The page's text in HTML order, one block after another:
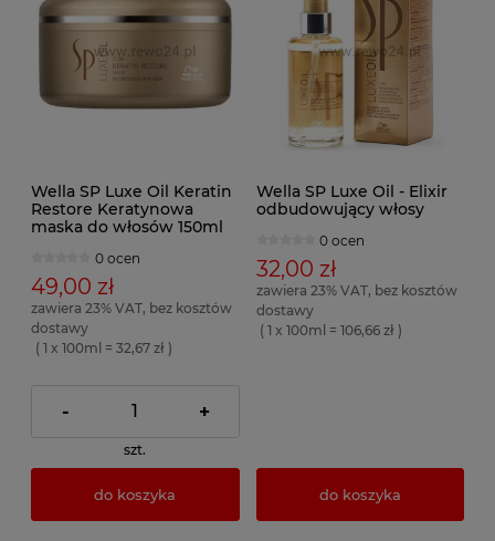
Wella SP Luxe Oil Keratin
Restore Keratynowa
maska do włosów 150ml
0 ocen
49,00 zł
zawiera 23% VAT, bez kosztów
dostawy
( 1 x 100ml = 32,67 zł )
- +
szt.
do koszyka
Wella SP Luxe Oil - Elixir
odbudowujący włosy
0 ocen
32,00 zł
zawiera 23% VAT, bez kosztów
dostawy
( 1 x 100ml = 106,66 zł )
do koszyka